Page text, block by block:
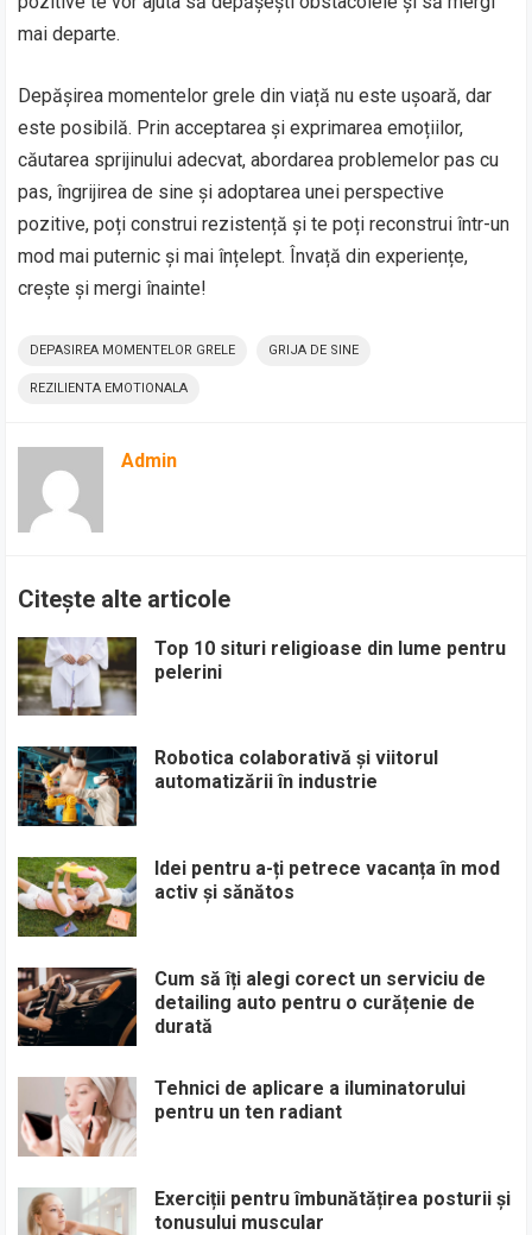
mai departe.
Depășirea momentelor grele din viață nu este ușoară, dar
este posibilă. Prin acceptarea și exprimarea emoțiilor,
căutarea sprijinului adecvat, abordarea problemelor pas cu
pas, îngrijirea de sine și adoptarea unei perspective
pozitive, poți construi rezistență și te poți reconstrui într-un
mod mai puternic și mai înțelept. Învață din experiențe,
crește și mergi înainte!
DEPASIREA MOMENTELOR GRELE GRIJA DE SINE
REZILIENTA EMOTIONALA
Admin
Citește alte articole
Top 10 situri religioase din lume pentru
pelerini
Robotica colaborativă și viitorul
automatizării în industrie
Idei pentru a-ți petrece vacanța în mod
activ și sănătos
Cum să îți alegi corect un serviciu de
detailing auto pentru o curățenie de
durată
Tehnici de aplicare a iluminatorului
pentru un ten radiant
Exerciții pentru îmbunătățirea posturii și
tonusului muscular